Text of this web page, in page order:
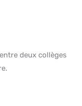
deux collèges